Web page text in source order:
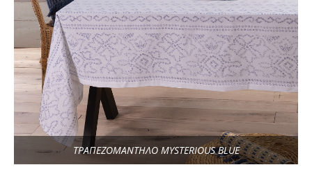
ΤΡΑΠΕΖΟΜΑΝΤΗΛΟ MYSTERIOUS BLUE